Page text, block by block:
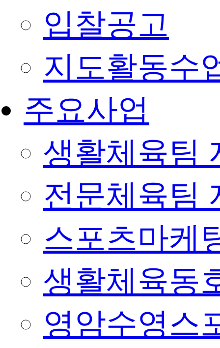
입찰공고
지도활동수
주요사업
생활체육팀
전문체육팀
스포츠마케
생활체육동
영암수영스